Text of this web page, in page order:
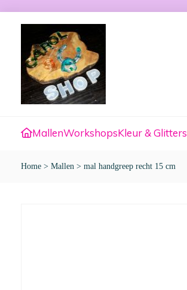
MallenWorkshopsKleur & Glitters
Home > Mallen > mal handgreep recht 15 cm